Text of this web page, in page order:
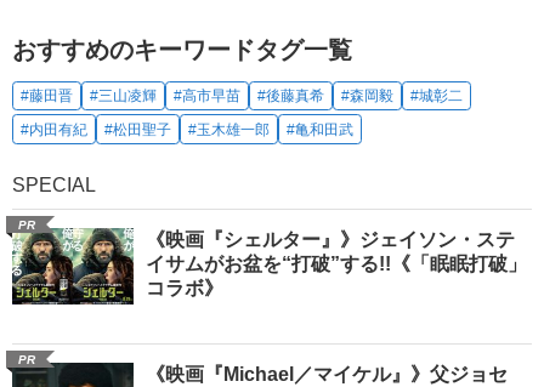
おすすめのキーワードタグ一覧
#藤田晋 #三山凌輝 #高市早苗 #後藤真希 #森岡毅
#城彰二
#内田有紀
#松田聖子 #玉木雄一郎 #亀和田武
SPECIAL
PR
《映画『シェルター』》ジェイソン・ステ
イサムがお盆を“打破”する!!《「眠眠打破」
コラボ》
PR
《映画『Michael／マイケル』》父ジョセ